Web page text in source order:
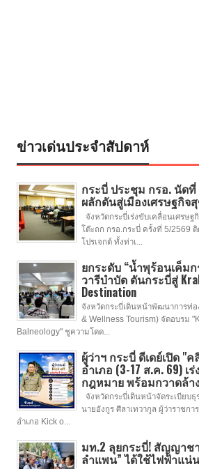
ข่าวเด่นประจำสัปดาห์
กระบี่ ประชุม กรอ. นัด
ผลักดันสู่เมืองเศรษฐกิจ
จังหวัดกระบี่เร่งขับเคลื่อนเศรษฐ
โต๊ะถก กรอ.กระบี่ ครั้งที่ 5/2569
โปรเจกต์ ทั้งท่าเ...
ยกระดับ “น้ำพุร้อนเค็ม
วารีบำบัด ดันกระบี่สู่
Destination
จังหวัดกระบี่เดินหน้าพัฒนาการท่อ
& Wellness Tourism) จัดอบรม
Balneology" ชูความโดด...
ผู้ว่าฯ กระบี่ ดีเดย์เปิด "
อำเภอ (3-17 ส.ค. 69) เ
กฎหมาย พร้อมกวาดล้า
จังหวัดกระบี่เดินหน้าจัดระเบียบ
นายอังกูร ศีลาเทวากูล ผู้ว่าราชกา
อำเภอ Kick o...
มท.2 ลุยกระบี่! สัญญาช
ลำแพน” ได้ใช้ไฟฟ้าแ